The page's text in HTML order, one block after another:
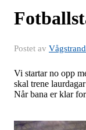
Postet av
Vi startar no opp
skal trene
Når bana er klar